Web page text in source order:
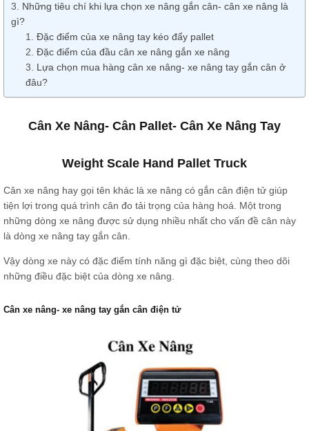
Những tiêu chí khi lựa chọn xe nâng gắn cân- cân xe nâng là
gì?
Đặc điểm của xe nâng tay kéo đẩy pallet
Đặc điểm của đầu cân xe nâng gắn xe nâng
Lựa chọn mua hàng cân xe nâng- xe nâng tay gắn cân ở
đâu?
Cân Xe Nâng- Cân Pallet- Cân Xe Nâng Tay
Weight Scale Hand Pallet Truck
Cân xe nâng hay gọi tên khác là xe nâng có gắn cân điện tử giúp
tiện lợi trong quá trình cân đo tải trọng của hàng hoá. Một trong
những dòng xe nâng được sử dụng nhiều nhất cho vấn đề cân này
là dòng xe nâng tay gắn cân.
Vậy dòng xe này có đặc điểm tính năng gì đặc biệt, cùng theo dõi
những điều đặc biệt của dòng xe nâng.
Cân xe nâng- xe nâng tay gắn cân điện tử